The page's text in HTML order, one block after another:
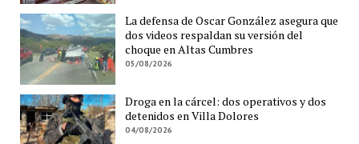
La defensa de Oscar González asegura que
dos videos respaldan su versión del
choque en Altas Cumbres
05/08/2026
Droga en la cárcel: dos operativos y dos
detenidos en Villa Dolores
04/08/2026